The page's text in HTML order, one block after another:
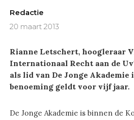
Redactie
20 maart 2013
Rianne Letschert, hoogleraar
Internationaal Recht aan de
als lid van De Jonge Akademie
benoeming geldt voor vijf jaar.
De Jonge Akademie is binnen de